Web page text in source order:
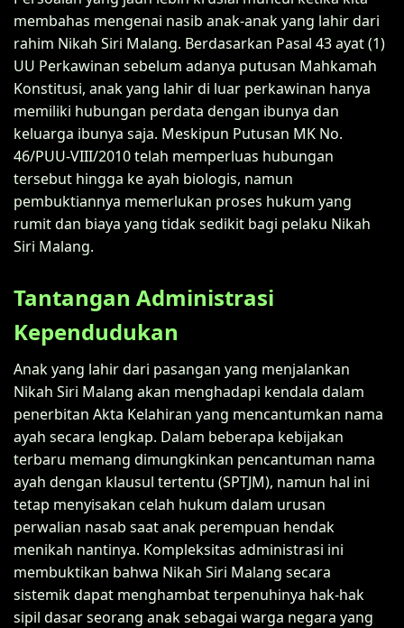
membahas mengenai nasib anak-anak yang lahir dari
rahim Nikah Siri Malang. Berdasarkan Pasal 43 ayat (1)
UU Perkawinan sebelum adanya putusan Mahkamah
Konstitusi, anak yang lahir di luar perkawinan hanya
memiliki hubungan perdata dengan ibunya dan
keluarga ibunya saja. Meskipun Putusan MK No.
46/PUU-VIII/2010 telah memperluas hubungan
tersebut hingga ke ayah biologis, namun
pembuktiannya memerlukan proses hukum yang
rumit dan biaya yang tidak sedikit bagi pelaku Nikah
Siri Malang.
Tantangan Administrasi
Kependudukan
Anak yang lahir dari pasangan yang menjalankan
Nikah Siri Malang akan menghadapi kendala dalam
penerbitan Akta Kelahiran yang mencantumkan nama
ayah secara lengkap. Dalam beberapa kebijakan
terbaru memang dimungkinkan pencantuman nama
ayah dengan klausul tertentu (SPTJM), namun hal ini
tetap menyisakan celah hukum dalam urusan
perwalian nasab saat anak perempuan hendak
menikah nantinya. Kompleksitas administrasi ini
membuktikan bahwa Nikah Siri Malang secara
sistemik dapat menghambat terpenuhinya hak-hak
sipil dasar seorang anak sebagai warga negara yang